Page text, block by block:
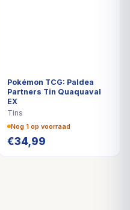
Pokémon TCG: Paldea
Partners Tin Quaquaval
EX
Tins
Nog 1 op voorraad
€34,99